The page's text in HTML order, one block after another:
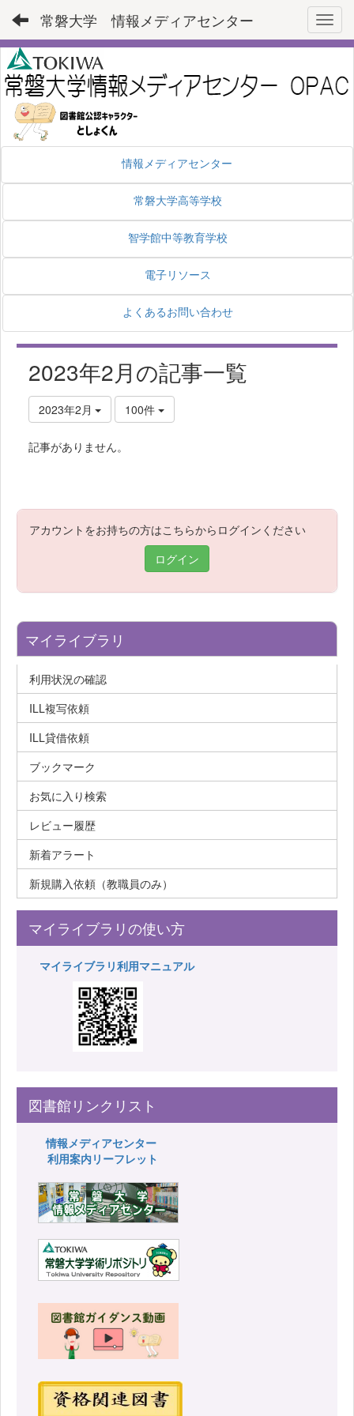
常磐大学 情報メディアセンター
情報メディアセンター
常磐大学高等学校
智学館中等教育学校
電子リソース
よくあるお問い合わせ
2023年2月の記事一覧
2023年2月 100件
記事がありません。
アカウントをお持ちの方はこちらからログインください
ログイン
マイライブラリ
利用状況の確認
ILL複写依頼
ILL貸借依頼
ブックマーク
お気に入り検索
レビュー履歴
新着アラート
新規購入依頼（教職員のみ）
マイライブラリの使い方
マイライブラリ利用マニュアル
図書館リンクリスト
情報メディアセンター
利用案内リーフレット